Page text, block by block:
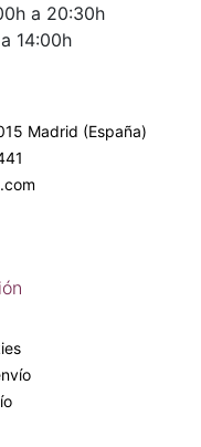
a 20:30h
14:00h
Madrid (España)